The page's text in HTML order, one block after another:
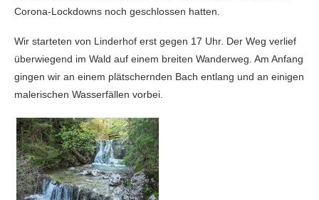
Corona-Lockdowns noch geschlossen hatten.
Wir starteten von Linderhof erst gegen 17 Uhr. Der Weg verlief
überwiegend im Wald auf einem breiten Wanderweg. Am Anfang
gingen wir an einem plätschernden Bach entlang und an einigen
malerischen Wasserfällen vorbei.